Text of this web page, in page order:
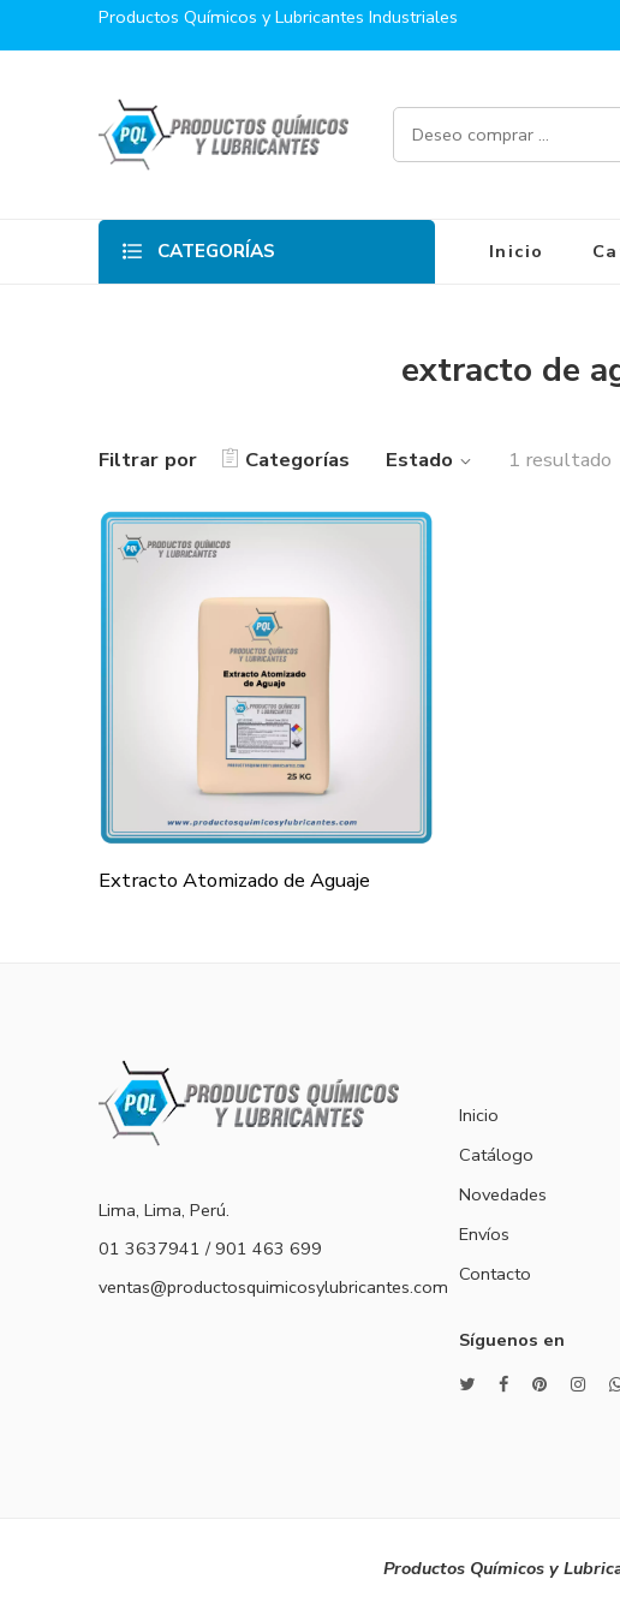
Productos Químicos y Lubricantes Industriales
CATEGORÍAS Inicio
extracto de
Filtrar por Categorías Estado 1 resultado
Extracto Atomizado de Aguaje
Lima, Lima, Perú.
01 3637941 / 901 463 699
ventas@productosquimicosylubricantes.com
Inicio
Catálogo
Novedades
Envíos
Contacto
Síguenos en
Productos Químicos y